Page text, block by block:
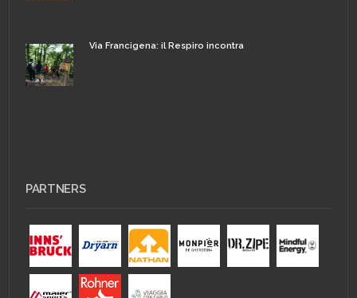
Via Francigena: il Respiro incontra
PARTNERS